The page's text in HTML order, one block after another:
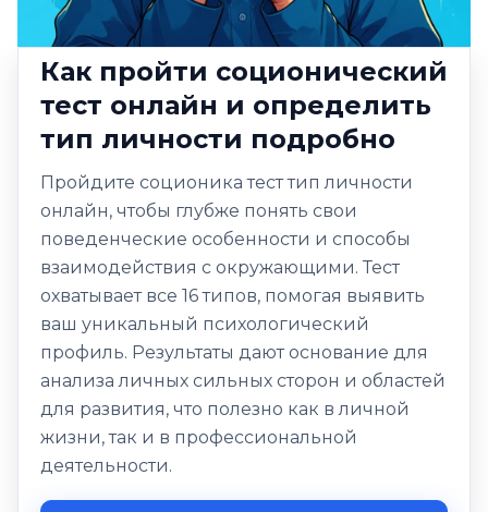
Как пройти соционический
тест онлайн и определить
тип личности подробно
Пройдите соционика тест тип личности
онлайн, чтобы глубже понять свои
поведенческие особенности и способы
взаимодействия с окружающими. Тест
охватывает все 16 типов, помогая выявить
ваш уникальный психологический
профиль. Результаты дают основание для
анализа личных сильных сторон и областей
для развития, что полезно как в личной
жизни, так и в профессиональной
деятельности.